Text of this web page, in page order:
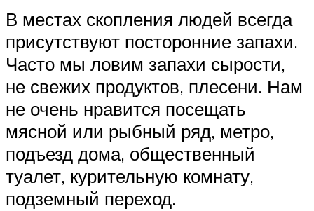
В местах скопления людей всегда
присутствуют посторонние запахи.
Часто мы ловим запахи сырости,
не свежих продуктов, плесени. Нам
не очень нравится посещать
мясной или рыбный ряд, метро,
подъезд дома, общественный
туалет, курительную комнату,
подземный переход.